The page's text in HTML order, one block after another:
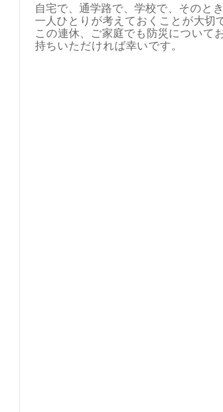
自宅で、通学路で、学校で、そのと
一人ひとりが考えておくことが大切
この連休、ご家庭でも防災について
持ちいただければ幸いです。